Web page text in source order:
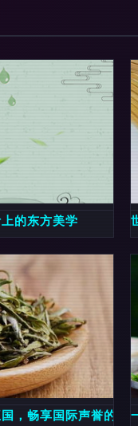
的东方美学
，畅享国际声誉的名